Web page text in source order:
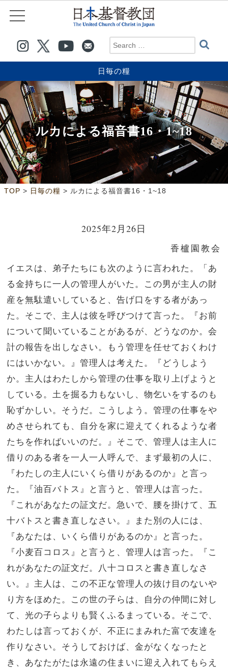
日毎の糧
ルカによる福音書16・1~18
TOP > 日毎の糧 > ルカによる福音書16・1~18
2025年2月26日
香櫨園教会
イエスは、弟子たちにも次のように言われた。「あ
る金持ちに一人の管理人がいた。この男が主人の財
産を無駄遣いしていると、告げ口をする者があっ
た。 そこで、主人は彼を呼びつけて言った。『お前
について聞いていることがあるが、どうなのか。会
計の報告を出しなさい。もう管理を任せておくわけ
にはいかない。』管理人は考えた。『どうしよう
か。主人はわたしから管理の仕事を取り上げようと
している。土を掘る力もないし、物乞いをするのも
恥ずかしい。 そうだ。こうしよう。管理の仕事をや
めさせられても、自分を家に迎えてくれるような者
たちを作ればいいのだ。』 そこで、管理人は主人に
借りのある者を一人一人呼んで、まず最初の人に、
『わたしの主人にいくら借りがあるのか』と言っ
た。
『油百バトス』と言うと、管理人は言った。
『これがあなたの証文だ。急いで、腰を掛けて、五
十バトスと書き直しなさい。』
また別の人には、
『あなたは、いくら借りがあるのか』と言った。
『小麦百コロス』と言うと、管理人は言った。『こ
れがあなたの証文だ。八十コロスと書き直しなさ
い。』 主人は、この不正な管理人の抜け目のないや
り方をほめた。この世の子らは、自分の仲間に対し
て、光の子らよりも賢くふるまっている。 そこで、
わたしは言っておくが、不正にまみれた富で友達を
作りなさい。そうしておけば、金がなくなったと
き、あなたがたは永遠の住まいに迎え入れてもらえ